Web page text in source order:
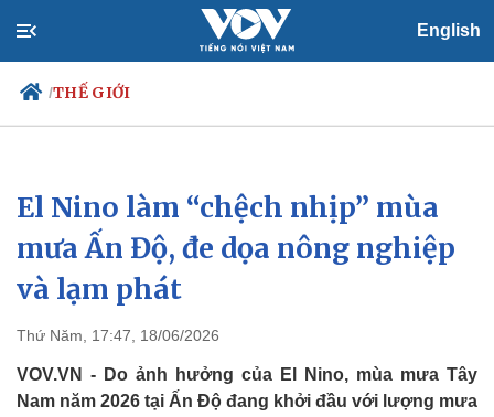
English
/THẾ GIỚI
Chính trị
Tổ chức nhân sự
Quốc hội
Nhận diện sự thật
Xã hội
Tin 24h
Dự báo thời tiết
El Nino làm “chệch nhịp” mùa
mưa Ấn Độ, đe dọa nông nghiệp
và lạm phát
Thứ Năm, 17:47, 18/06/2026
VOV.VN - Do ảnh hưởng của El Nino, mùa mưa Tây
Nam năm 2026 tại Ấn Độ đang khởi đầu với lượng mưa